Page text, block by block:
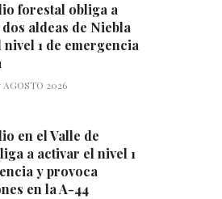
forestal obliga a
aldeas de Niebla
nivel 1 de emergencia
2026
en el Valle de
a activar el nivel 1
y provoca
en la A-44